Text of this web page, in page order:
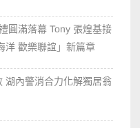
圓滿落幕 Tony 張煌基接
洋 歡樂聯誼」新篇章
湖內警消合力化解獨居翁